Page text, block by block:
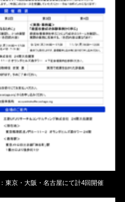
東京・大阪・名古屋にて計4回開催